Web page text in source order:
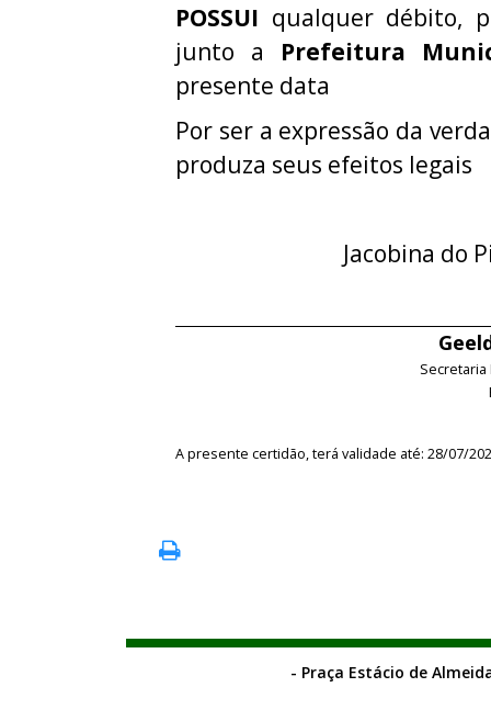
POSSUI qualquer débito,
junto a Prefeitura
presente data
Por ser a expressão da
produza seus efeitos legais
Jacobina do
A presente certidão, terá validade até: 28/07/
- Praça Estácio de